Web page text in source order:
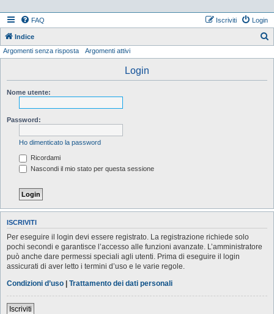
FAQ Login
Iscriviti
Indice
Argomenti senza risposta Argomenti attivi
Login
Nome utente:
Password:
Ho dimenticato la password
Ricordami
Nascondi il mio stato per questa sessione
ISCRIVITI
Per eseguire il login devi essere registrato. La registrazione richiede solo
pochi secondi e garantisce l’accesso alle funzioni avanzate. L’amministratore
può anche dare permessi speciali agli utenti. Prima di eseguire il login
assicurati di aver letto i termini d’uso e le varie regole.
Condizioni d’uso | Trattamento dei dati personali
Iscriviti